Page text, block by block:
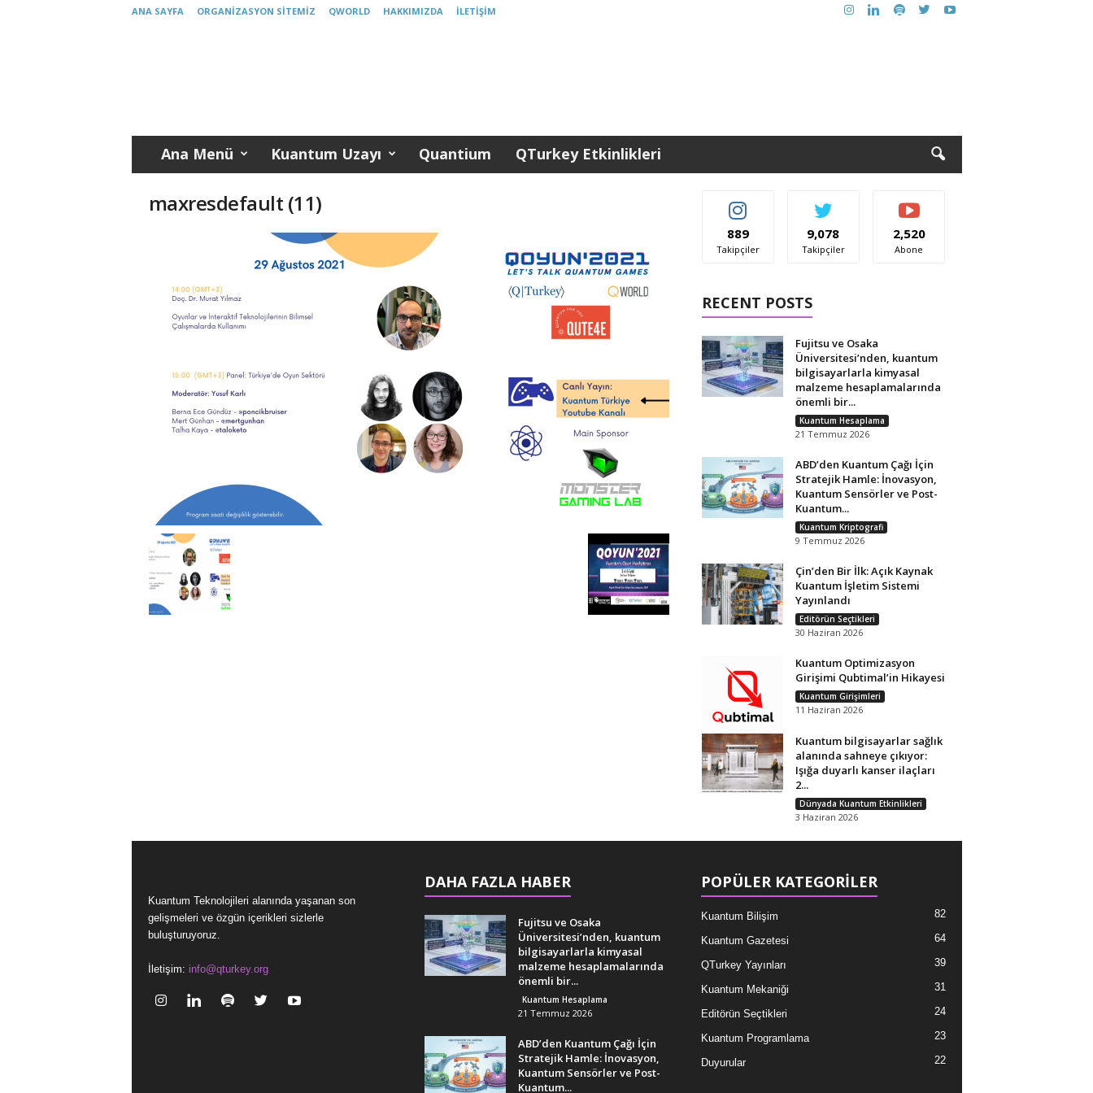
ANA SAYFA ORGANIZASYON SITEMIZ QWORLD HAKKIMIZDA İLETIŞIM
m
ü
Ana Menü Kuantum Uzayı Quantium QTurkey Etkinlikleri
maxresdefault (11)
889
Takipçiler
9,078
Takipçiler
2,520
Abone
RECENT POSTS
Fujitsu ve Osaka
Üniversitesi’nden, kuantum
bilgisayarlarla kimyasal
malzeme hesaplamalarında
önemli bir...
Kuantum Hesaplama
21 Temmuz 2026
ABD’den Kuantum Çağı İçin
Stratejik Hamle: İnovasyon,
Kuantum Sensörler ve Post-
Kuantum...
Kuantum Kriptografi
9 Temmuz 2026
Çin’den Bir İlk: Açık Kaynak
Kuantum İşletim Sistemi
Yayınlandı
Editörün Seçtikleri
30 Haziran 2026
Kuantum Optimizasyon
Girişimi Qubtimal’in Hikayesi
Kuantum Girişimleri
11 Haziran 2026
Kuantum bilgisayarlar sağlık
alanında sahneye çıkıyor:
Işığa duyarlı kanser ilaçları
2...
Dünyada Kuantum Etkinlikleri
3 Haziran 2026
Kuantum Teknolojileri alanında yaşanan son
gelişmeleri ve özgün içerikleri sizlerle
buluşturuyoruz.
İletişim: info@qturkey.org
DAHA FAZLA HABER
Fujitsu ve Osaka
Üniversitesi’nden, kuantum
bilgisayarlarla kimyasal
malzeme hesaplamalarında
önemli bir...
Kuantum Hesaplama
21 Temmuz 2026
ABD’den Kuantum Çağı İçin
Stratejik Hamle: İnovasyon,
Kuantum Sensörler ve Post-
Kuantum...
POPÜLER KATEGORİLER
Kuantum Bilişim 82
Kuantum Gazetesi 64
QTurkey Yayınları 39
Kuantum Mekaniği 31
Editörün Seçtikleri 24
Kuantum Programlama 23
Duyurular 22